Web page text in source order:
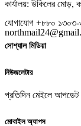
কার্যালয়: উকিলের মোড়,
যোগাযোগ +৮৮০
সোশ্যাল মিডিয়া
নিউজলেটার
প্রতিদিন মেইলে আপডেট
মোবাইল অ্যাপস